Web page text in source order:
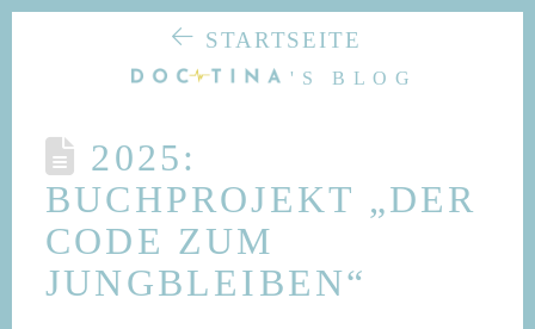
STARTSEITE
'S BLOG
2025:
BUCHPROJEKT „DER
CODE ZUM
JUNGBLEIBEN“